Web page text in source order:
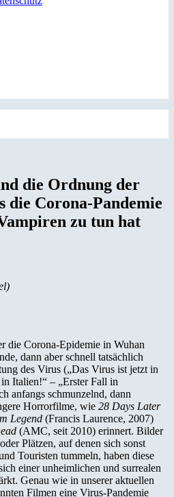
die Ordnung der
die Corona-Pandemie
zu tun hat
die Corona-Epidemie in Wuhan
dann aber schnell tatsächlich
des Virus („Das Virus ist jetzt in
Italien!“ – „Erster Fall in
anfangs schmunzelnd, dann
Horrorfilme, wie 28 Days Later
Legend (Francis Laurence, 2007)
(AMC, seit 2010) erinnert. Bilder
Plätzen, auf denen sich sonst
Touristen tummeln, haben diese
einer unheimlichen und surrealen
Genau wie in unserer aktuellen
Filmen eine Virus-Pandemie